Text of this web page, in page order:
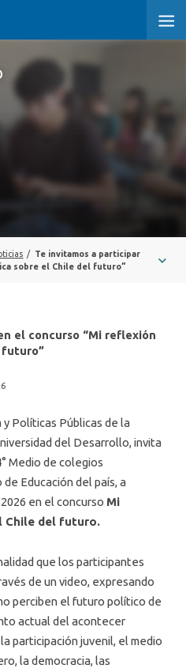
/
Te invitamos a participar
sobre el Chile del futuro”
el concurso “Mi reflexión
futuro”
Políticas Públicas de la
del Desarrollo, invita
Medio de colegios
Educación del país, a
en el concurso Mi
Chile del futuro.
que los participantes
de un video, expresando
perciben el futuro político de
actual del acontecer
participación juvenil, el medio
la democracia, las